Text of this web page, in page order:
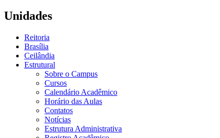
Unidades
Reitoria
Brasília
Ceilândia
Estrutural
Sobre o Campus
Cursos
Calendário Acadêmico
Horário das Aulas
Contatos
Notícias
Estrutura Administrativa